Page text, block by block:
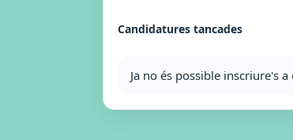
Candidatures tancades
Ja no és possible inscriure's